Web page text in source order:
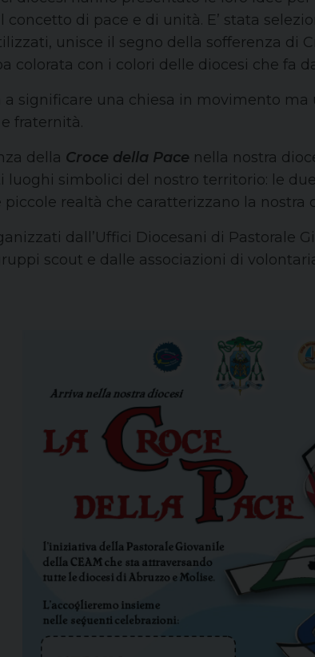
di pace e di unità. E’ stata
unisce il segno della sofferenza di
colorata con i colori delle diocesi che fa
a significare una chiesa in movimento
fraternità.
della Croce della Pace nella nostra
simbolici del nostro territorio: le
realtà che caratterizzano la nostra
dall’Uffici Diocesani di Pastorale
scout e dalle associazioni di